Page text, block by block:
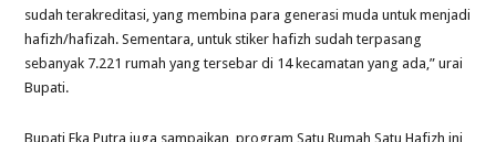
sudah terakreditasi, yang membina para generasi muda untuk menjadi
hafizh/hafizah. Sementara, untuk stiker hafizh sudah terpasang
sebanyak 7.221 rumah yang tersebar di 14 kecamatan yang ada,” urai
Bupati.
Bupati Eka Putra juga sampaikan, program Satu Rumah Satu Hafizh ini